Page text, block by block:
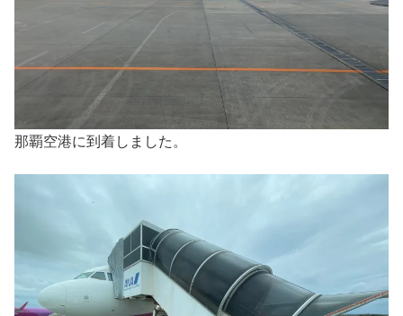
那覇空港に到着しました。